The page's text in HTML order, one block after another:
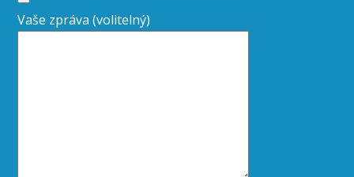
Vaše zpráva (volitelný)